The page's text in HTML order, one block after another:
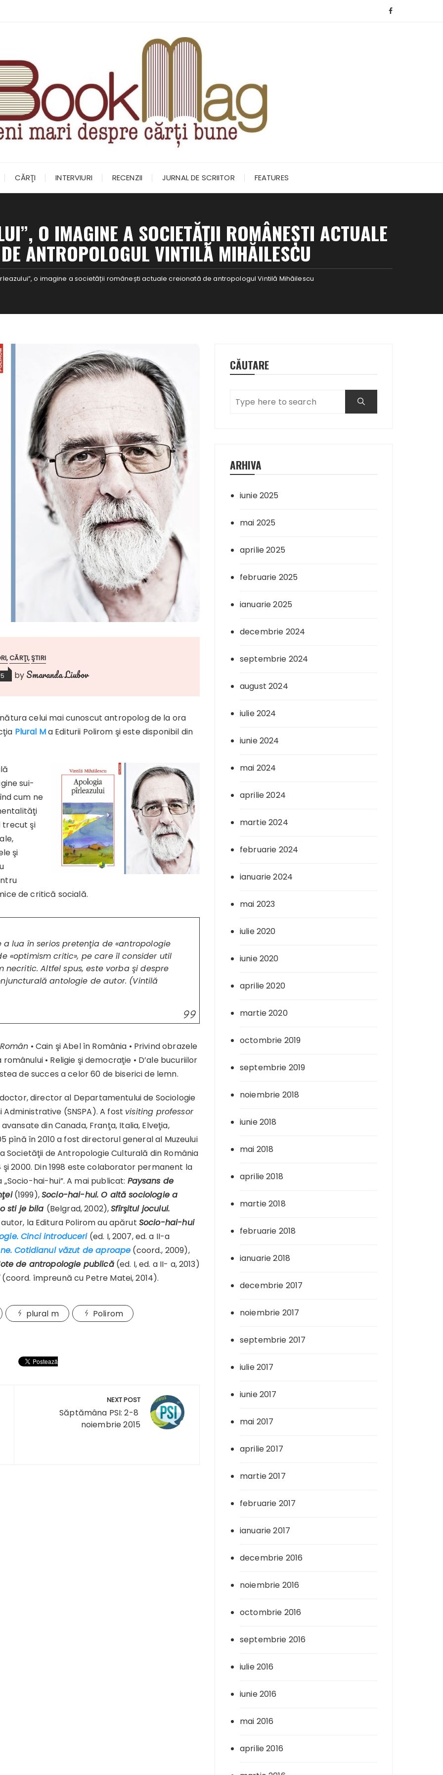
CĂRŢI INTERVIURI RECENZII JURNAL DE SCRIITOR FEATURES
O IMAGINE A SOCIETĂȚII ROMÂNEȘTI ACTUALE
ANTROPOLOGUL VINTILĂ MIHĂILESCU
o imagine a societății românești actuale creionată de antropologul Vintilă Mihăilescu
CĂRŢI ŞTIRI
by Smaranda Liubov
celui mai cunoscut antropolog de la ora
Plural Ma Editurii Polirom şi este disponibil din
sui-
cum ne
trecut şi
şi
de critică socială.
lua în serios pretenţia de «antropologie
«optimism critic», pe care îl consider util
Altfel spus, este vorba şi despre
antologie de autor. (Vintilă
• Cain şi Abel în România • Privind obrazele
• Religie şi democraţie • D’ale bucuriilor
de succes a celor 60 de biserici de lemn.
director al Departamentului de Sociologie
(SNSPA). A fost visiting professor
din Canada, Franţa, Italia, Elveţia,
pînă în 2010 a fost directorul general al Muzeului
Societăţii de Antropologie Culturală din România
2000. Din 1998 este colaborator permanent la
hai-hui”. A mai publicat: Paysans de
(1999),Socio-hai-hui.O altă sociologie a
sti je bila (Belgrad, 2002),Sfîrşitul jocului.
la Editura Polirom au apărut Socio-hai-hui
Cinci introduceri(ed. I, 2007, ed. a II-a
Cotidianul văzut de aproape (coord., 2009),
de antropologie publică(ed. I, ed. a II- a, 2013)
(coord. împreună cu Petre Matei, 2014).
plural m Polirom
NEXT POST
Săptămâna PSI: 2-8
noiembrie 2015
CĂUTARE
ARHIVA
iunie 2025
mai 2025
aprilie 2025
februarie 2025
ianuarie 2025
decembrie 2024
septembrie 2024
august 2024
iulie 2024
iunie 2024
mai 2024
aprilie 2024
martie 2024
februarie 2024
ianuarie 2024
mai 2023
iulie 2020
iunie 2020
aprilie 2020
martie 2020
octombrie 2019
septembrie 2019
noiembrie 2018
iunie 2018
mai 2018
aprilie 2018
martie 2018
februarie 2018
ianuarie 2018
decembrie 2017
noiembrie 2017
septembrie 2017
iulie 2017
iunie 2017
mai 2017
aprilie 2017
martie 2017
februarie 2017
ianuarie 2017
decembrie 2016
noiembrie 2016
octombrie 2016
septembrie 2016
iulie 2016
iunie 2016
mai 2016
aprilie 2016